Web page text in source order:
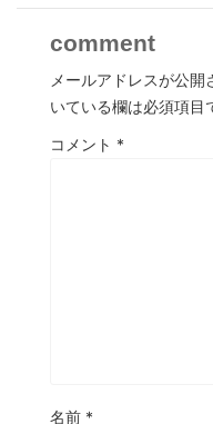
comment
メールアドレスが公開
いている欄は必須項目
コメント *
名前 *